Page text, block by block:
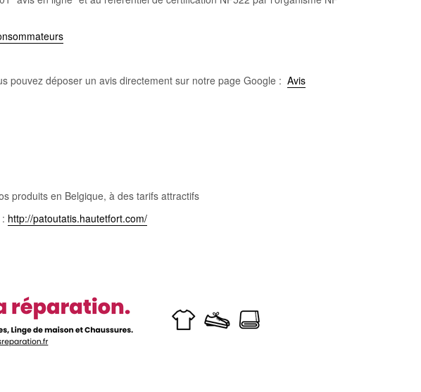
pouvez déposer un avis directement sur notre page Google : Avis
produits en Belgique, à des tarifs attractifs
http://patoutatis.hautetfort.com/